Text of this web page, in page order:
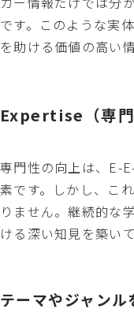
です。このような実
を助ける価値の高い
Expertise（専
専門性の向上は、E-
素です。しかし、こ
りません。継続的な
ける深い知見を築い
テーマやジャンル